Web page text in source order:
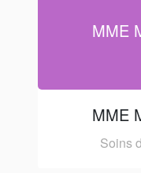
MME
MME
Soins